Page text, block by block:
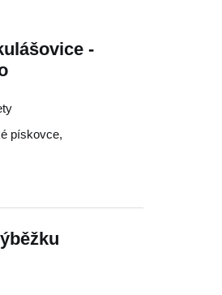
-
pískovce,